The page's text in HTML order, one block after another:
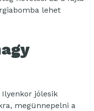
lehet
jólesik
megünnepelni a